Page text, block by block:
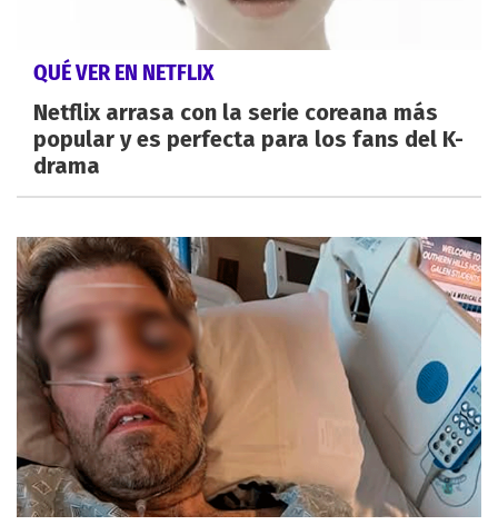
QUÉ VER EN NETFLIX
Netflix arrasa con la serie coreana más
popular y es perfecta para los fans del K-
drama